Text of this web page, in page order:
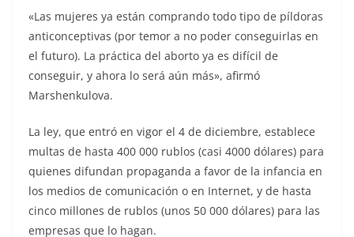
«Las mujeres ya están comprando todo tipo de píldoras
anticonceptivas (por temor a no poder conseguirlas en
el futuro). La práctica del aborto ya es difícil de
conseguir, y ahora lo será aún más», afirmó
Marshenkulova.
La ley, que entró en vigor el 4 de diciembre, establece
multas de hasta 400 000 rublos (casi 4000 dólares) para
quienes difundan propaganda a favor de la infancia en
los medios de comunicación o en Internet, y de hasta
cinco millones de rublos (unos 50 000 dólares) para las
empresas que lo hagan.